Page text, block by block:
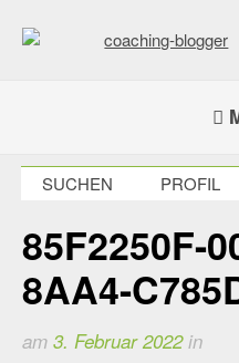
zum
85F2250F-
8AA4-
am 3. Februar 2022in
SUCHEN PROFIL